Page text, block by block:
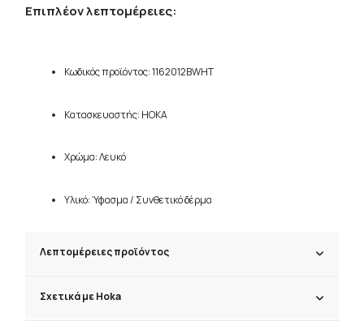
Επιπλέον λεπτομέρειες:
Κωδικός προϊόντος: 1162012BWHT
Κατασκευαστής: HOKA
Χρώμα: Λευκό
Υλικό: Ύφασμα / Συνθετικό δέρμα
Λεπτομέρειες προϊόντος
Σχετικά με Hoka